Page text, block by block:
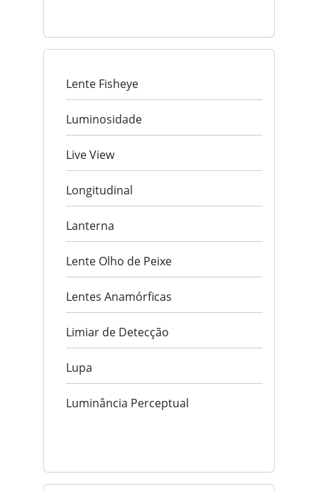
Lente Fisheye
Luminosidade
Live View
Longitudinal
Lanterna
Lente Olho de Peixe
Lentes Anamórficas
Limiar de Detecção
Lupa
Luminância Perceptual